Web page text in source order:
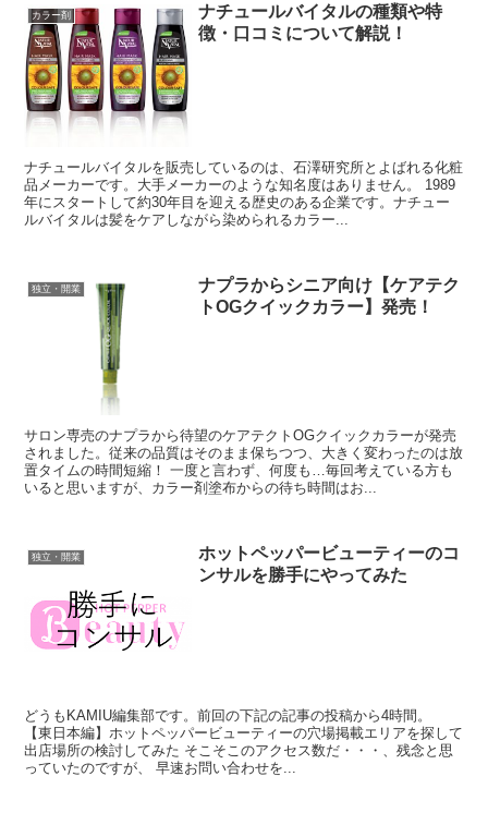
カラー剤
ナチュールバイタルの種類や特
徴・口コミについて解説！
ナチュールバイタルを販売しているのは、石澤研究所とよばれる化粧
品メーカーです。大手メーカーのような知名度はありません。 1989
年にスタートして約30年目を迎える歴史のある企業です。ナチュー
ルバイタルは髪をケアしながら染められるカラー...
独立・開業
ナプラからシニア向け【ケアテク
トOGクイックカラー】発売！
サロン専売のナプラから待望のケアテクトOGクイックカラーが発売
されました。従来の品質はそのまま保ちつつ、大きく変わったのは放
置タイムの時間短縮！ 一度と言わず、何度も…毎回考えている方も
いると思いますが、カラー剤塗布からの待ち時間はお...
独立・開業
ホットペッパービューティーのコ
ンサルを勝手にやってみた
どうもKAMIU編集部です。前回の下記の記事の投稿から4時間。
【東日本編】ホットペッパービューティーの穴場掲載エリアを探して
出店場所の検討してみた そこそこのアクセス数だ・・・、残念と思
っていたのですが、 早速お問い合わせを...